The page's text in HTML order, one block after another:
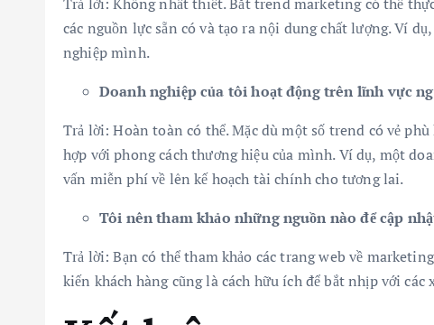
các nguồn lực sẵn có và tạo ra nội dung chất lượng. Ví
nghiệp mình.
Doanh nghiệp của tôi hoạt động trên lĩnh vực
Trả lời: Hoàn toàn có thể. Mặc dù một số trend có vẻ
hợp với phong cách thương hiệu của mình. Ví dụ, một
vấn miễn phí về lên kế hoạch tài chính cho tương lai.
Tôi nên tham khảo những nguồn nào để cập
Trả lời: Bạn có thể tham khảo các trang web về
kiến khách hàng cũng là cách hữu ích để bắt nhịp với các